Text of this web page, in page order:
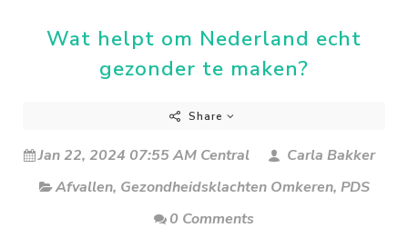
Wat helpt om Nederland echt
gezonder te maken?
Share
Jan 22, 2024 07:55 AM Central
Carla Bakker
Afvallen, Gezondheidsklachten Omkeren, PDS
0 Comments